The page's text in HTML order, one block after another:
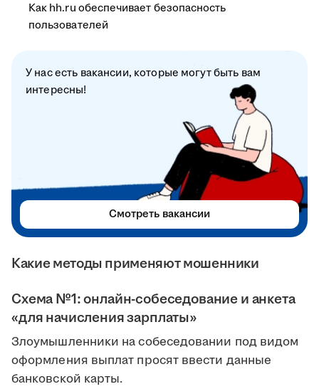
Какие методы применяют мошенники
Схема №1: онлайн-собеседование и анкета
«для начисления зарплаты»
Злоумышленники на собеседовании под видом
оформления выплат просят ввести данные
банковской карты.
Как hh.ru обеспечивает безопасность
пользователей
У нас есть вакансии, которые могут быть вам
интересны!
Смотреть вакансии